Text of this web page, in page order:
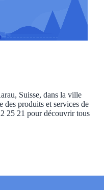
Suisse, dans la ville
produits et services de
25 21 pour découvrir tous